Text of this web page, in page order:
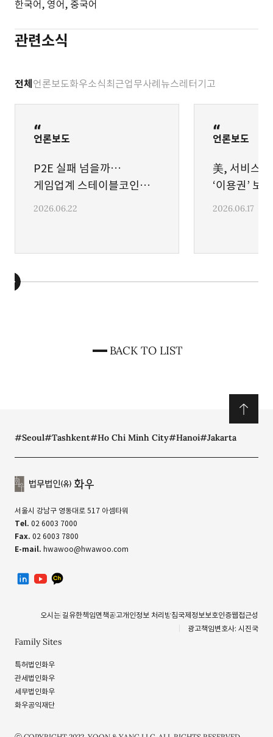
-광고와 경품을 중심으로- "
법학박사학위논문 (2017)
한국컴퓨터게임학회논문지 (2013)
서울대학교기술과법센터 (2011)
한국어, 영어, 중국어
관련소식
전체 언론보도화우소식최근업무사례 뉴스레터 기고
언론보도
2026.06.22
P2E 실패 넘을까…
게임업계 스테이블코인
해법은 '나노결제'
언론보도
2026.06.17
美, 서비스
‘이용권’ 보
한국도 영향
BACK TO LIST
#Seoul#Tashkent#Ho Chi Minh City#Hanoi#Jakarta
서울시 강남구 영동대로 517 아셈타워
Tel. 02 6003 7000
Fax. 02 6003 7800
E-mail. hwawoo@hwawoo.com
Family Sites
특허법인화우
관세법인화우
세무법인화우
화우공익재단
오시는 길 유한책임면책공고개인정보 처리방침국제정보보호인증웹접근성
광고책임변호사: 시진국